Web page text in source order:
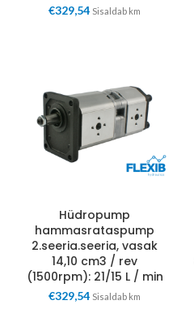
€329,54 Sisaldab km
Hüdropump
hammasrataspump
2.seeria.seeria, vasak
14,10 cm3 / rev
(1500rpm): 21/15 L / min
€329,54 Sisaldab km